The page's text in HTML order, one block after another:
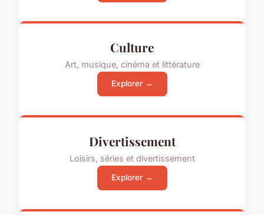
Culture
Art, musique, cinéma et littérature
Explorer →
Divertissement
Loisirs, séries et divertissement
Explorer →